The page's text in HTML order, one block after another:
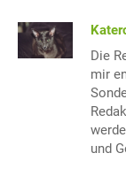
Die
mir
und